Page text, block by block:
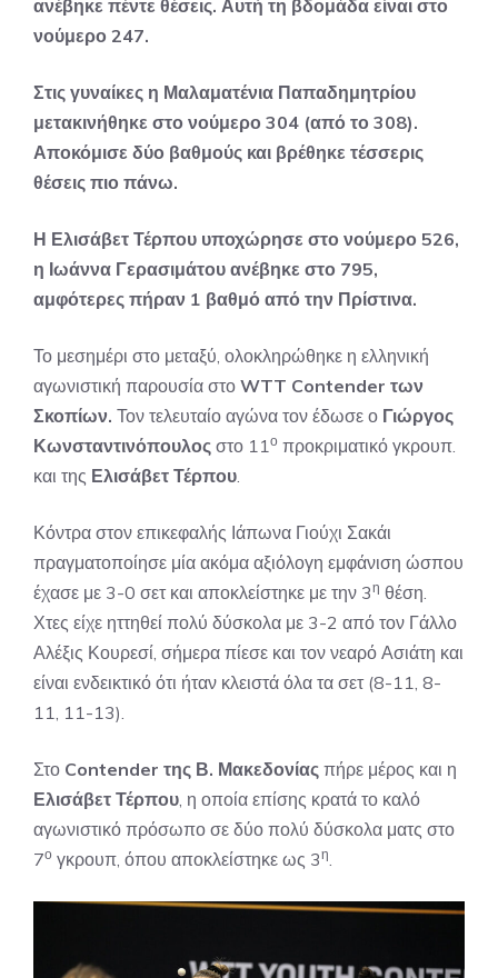
ανέβηκε πέντε θέσεις. Αυτή τη βδομάδα είναι στο
νούμερο 247.
Στις γυναίκες η Μαλαματένια Παπαδημητρίου
μετακινήθηκε στο νούμερο 304 (από το 308).
Αποκόμισε δύο βαθμούς και βρέθηκε τέσσερις
θέσεις πιο πάνω.
Η Ελισάβετ Τέρπου υποχώρησε στο νούμερο 526,
η Ιωάννα Γερασιμάτου ανέβηκε στο 795,
αμφότερες πήραν 1 βαθμό από την Πρίστινα.
Το μεσημέρι στο μεταξύ, ολοκληρώθηκε η ελληνική
αγωνιστική παρουσία στο WTT Contender των
Σκοπίων. Τον τελευταίο αγώνα τον έδωσε ο Γιώργος
Κωνσταντινόπουλος στο 11ο προκριματικό γκρουπ.
και της Ελισάβετ Τέρπου.
Κόντρα στον επικεφαλής Ιάπωνα Γιούχι Σακάι
πραγματοποίησε μία ακόμα αξιόλογη εμφάνιση ώσπου
έχασε με 3-0 σετ και αποκλείστηκε με την 3η θέση.
Χτες είχε ηττηθεί πολύ δύσκολα με 3-2 από τον Γάλλο
Αλέξις Κουρεσί, σήμερα πίεσε και τον νεαρό Ασιάτη και
είναι ενδεικτικό ότι ήταν κλειστά όλα τα σετ (8-11, 8-
11, 11-13).
Στο Contender της Β. Μακεδονίας πήρε μέρος και η
Ελισάβετ Τέρπου, η οποία επίσης κρατά το καλό
αγωνιστικό πρόσωπο σε δύο πολύ δύσκολα ματς στο
7ο γκρουπ, όπου αποκλείστηκε ως 3η.